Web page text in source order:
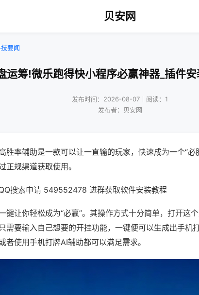
贝安网
要闻
运筹!微乐跑得快小程序必赢神器_插件
发布时间：2026-08-07｜阅读：1
发布者：贝安网
胜率辅助是一款可以让一直输的玩家，快速成为一个“必
正规渠道获取使用。
搜索申请 549552478 进群获取软件安装教程
键让你轻松成为“必赢”。其操作方式十分简单，打开这
需要输入自己想要的开挂功能，一键便可以生成出手机
者使用手机打牌AI辅助都可以满足需求。